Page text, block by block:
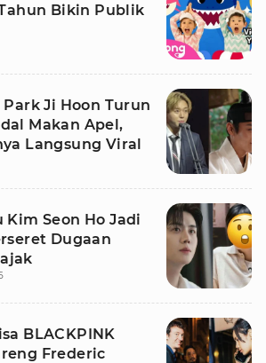
Bikin Publik
Ji Hoon Turun
Makan Apel,
Langsung Viral
Seon Ho Jadi
Dugaan
BLACKPINK
Frederic